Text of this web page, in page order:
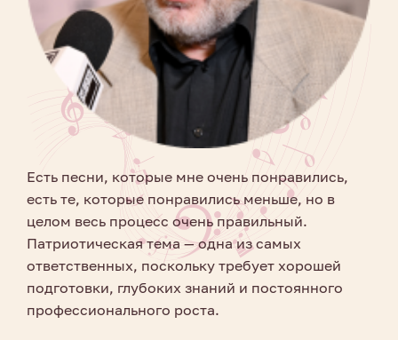
Есть песни, которые мне очень понравились,
есть те, которые понравились меньше, но в
целом весь процесс очень правильный.
Патриотическая тема — одна из самых
ответственных, поскольку требует хорошей
подготовки, глубоких знаний и постоянного
профессионального роста.